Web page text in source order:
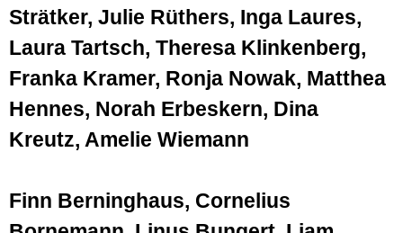
Strätker, Julie Rüthers, Inga Laures,
Laura Tartsch, Theresa Klinkenberg,
Franka Kramer, Ronja Nowak, Matthea
Hennes, Norah Erbeskern, Dina
Kreutz, Amelie Wiemann
Finn Berninghaus, Cornelius